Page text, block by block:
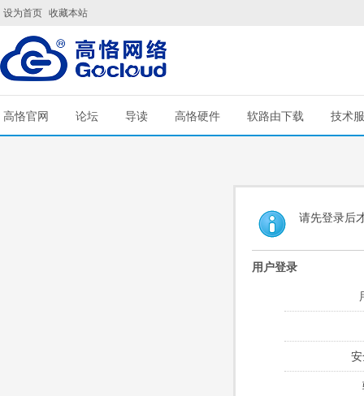
设为首页 收藏本站
高恪官网 论坛 导读 高恪硬件 软路由下载 技术
请先登录后
用户登录